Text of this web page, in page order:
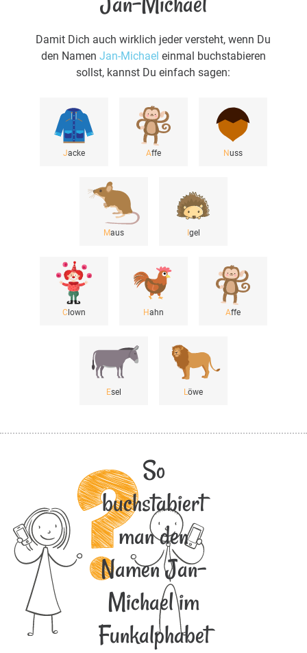
Damit Dich auch wirklich jeder versteht, wenn Du
den Namen Jan-Michael einmal buchstabieren
sollst, kannst Du einfach sagen:
Jacke Affe Nuss
Maus gel
C lown Hahn Affe
Esel Löwe
So
buchstabiert
man den
Namen Jan-
Michael im
Funkalphabet